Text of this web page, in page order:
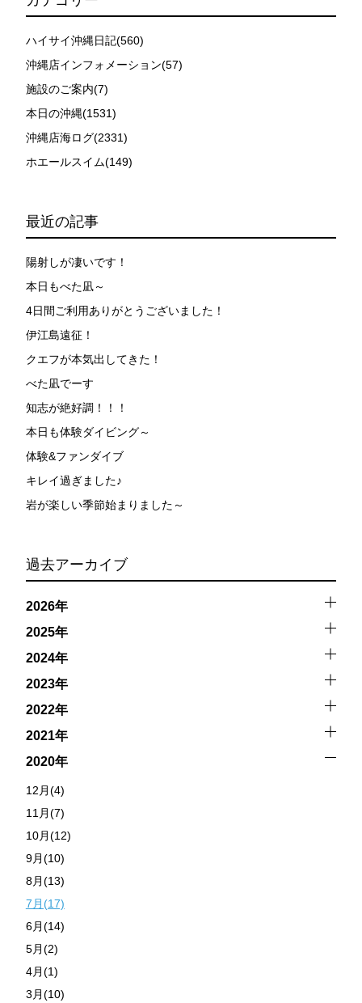
ハイサイ沖縄日記(560)
沖縄店インフォメーション(57)
施設のご案内(7)
本日の沖縄(1531)
沖縄店海ログ(2331)
ホエールスイム(149)
最近の記事
陽射しが凄いです！
本日もべた凪～
4日間ご利用ありがとうございました！
伊江島遠征！
クエフが本気出してきた！
べた凪でーす
知志が絶好調！！！
本日も体験ダイビング～
体験&ファンダイブ
キレイ過ぎました♪
岩が楽しい季節始まりました～
過去アーカイブ
2026年
2025年
2024年
2023年
2022年
2021年
2020年
12月(4)
11月(7)
10月(12)
9月(10)
8月(13)
7月(17)
6月(14)
5月(2)
4月(1)
3月(10)